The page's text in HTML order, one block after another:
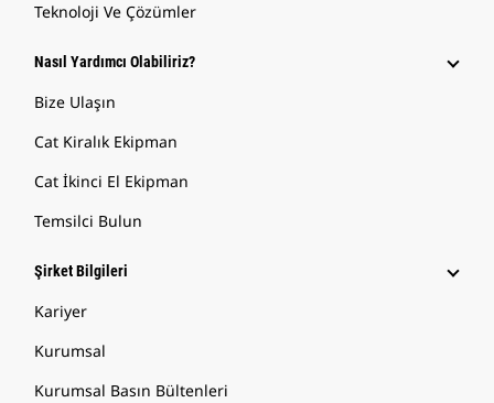
Teknoloji Ve Çözümler
Nasıl Yardımcı Olabiliriz?
Bize Ulaşın
Cat Kiralık Ekipman
Cat İkinci El Ekipman
Temsilci Bulun
Şirket Bilgileri
Kariyer
Kurumsal
Kurumsal Basın Bültenleri